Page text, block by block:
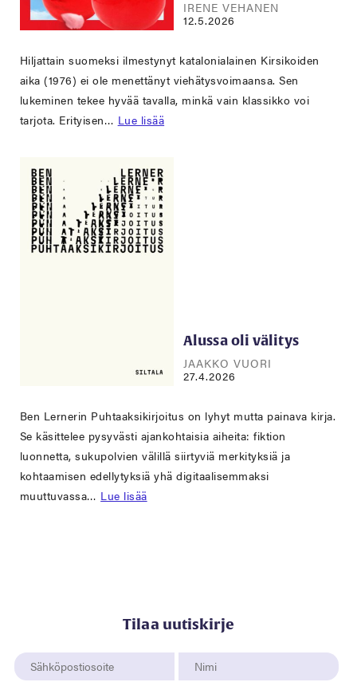
IRENE VEHANEN
12.5.2026
Hiljattain suomeksi ilmestynyt katalonialainen Kirsikoiden
aika (1976) ei ole menettänyt viehätysvoimaansa. Sen
lukeminen tekee hyvää tavalla, minkä vain klassikko voi
tarjota. Erityisen… Lue lisää
Alussa oli välitys
JAAKKO VUORI
27.4.2026
Ben Lernerin Puhtaaksikirjoitus on lyhyt mutta painava kirja.
Se käsittelee pysyvästi ajankohtaisia aiheita: fiktion
luonnetta, sukupolvien välillä siirtyviä merkityksiä ja
kohtaamisen edellytyksiä yhä digitaalisemmaksi
muuttuvassa… Lue lisää
Tilaa uutiskirje